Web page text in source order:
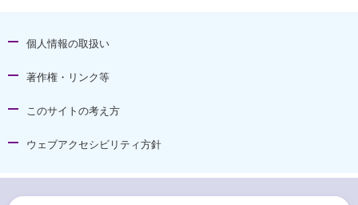
個人情報の取扱い
著作権・リンク等
このサイトの考え方
ウェブアクセシビリティ方針